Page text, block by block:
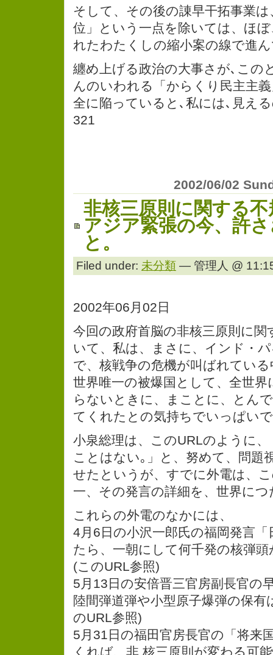
そして、その後の諌早干拓事業
位」という一点を除いては、ほ
れたわたくしの縮小案の線で進
纏め上げる政治の大事さが､この
んのいわれる「からくり民主主
全に陥っていると､私には､見え
321
2002/06/02
非核三原則に関する
アジア緊張の今、許
と。
Filed under: 未分類 — 管理人 @
2002年06月02日
今回の政府首脳の非核三原則に関
いて、私は、まさに、インド・
で、核戦争の危機が叫ばれてい
世界唯一の被爆国として、全世
らないときに、まことに、とん
てくれたとの気持ちでいっぱい
小泉総理は、このURLのように
ことはない｡」と、努めて、問題
せたというが、すでに外電は、
一、その発言の詳細を、世界に
これらの外電のなかには、
4月6日の小沢一郎氏の福岡発言
たら、一朝にして何千発の核弾
(このURL参照)
5月13日の安倍晋三官房副長官の
陸間弾道弾や小型原子爆弾の保有
のURL参照)
5月31日の福田官房長官の「将来
くれば、非 核三原則が変わる可